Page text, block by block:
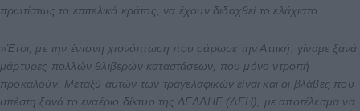
πρωτίστως το επιτελικό κράτος, να έχουν διδαχθεί το ελάχιστο.
»Έτσι, με την έντονη χιονόπτωση που σάρωσε την Αττική, γίναμε ξανά
μάρτυρες πολλών θλιβερών καταστάσεων, που μόνο ντροπή
προκαλούν. Μεταξύ αυτών των τραγελαφικών είναι και οι βλάβες που
υπέστη ξανά το εναέριο δίκτυο της ΔΕΔΔΗΕ (ΔΕΗ), με αποτέλεσμα να